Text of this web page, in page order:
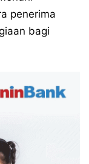
penerima
bagi